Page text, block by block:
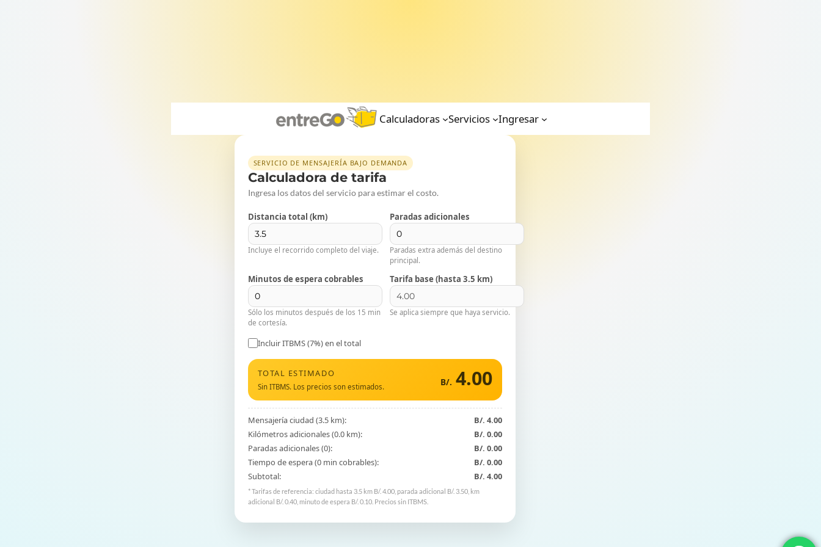
Saltar
Calculadoras Servicios Ingresar
SERVICIO DE MENSAJERÍA BAJO DEMANDA
Calculadora de tarifa
Ingresa los datos del servicio para estimar el costo.
Distancia total (km)
Incluye el recorrido completo del viaje.
Paradas adicionales
Paradas extra además del destino
principal.
Minutos de espera cobrables
Sólo los minutos después de los 15 min
de cortesía.
Tarifa base (hasta 3.5 km)
Se aplica siempre que haya servicio.
Incluir ITBMS (7%) en el total
TOTAL ESTIMADO
Sin ITBMS. Los precios son estimados. B/. 4.00
Mensajería ciudad (3.5 km):
B/. 4.00
Kilómetros adicionales (0.0 km):
B/. 0.00
Paradas adicionales (0):
B/. 0.00
Tiempo de espera (0 min cobrables):
B/. 0.00
Subtotal:
B/. 4.00
* Tarifas de referencia: ciudad hasta 3.5 km B/. 4.00, parada adicional B/. 3.50, km
adicional B/. 0.40, minuto de espera B/. 0.10. Precios sin ITBMS.